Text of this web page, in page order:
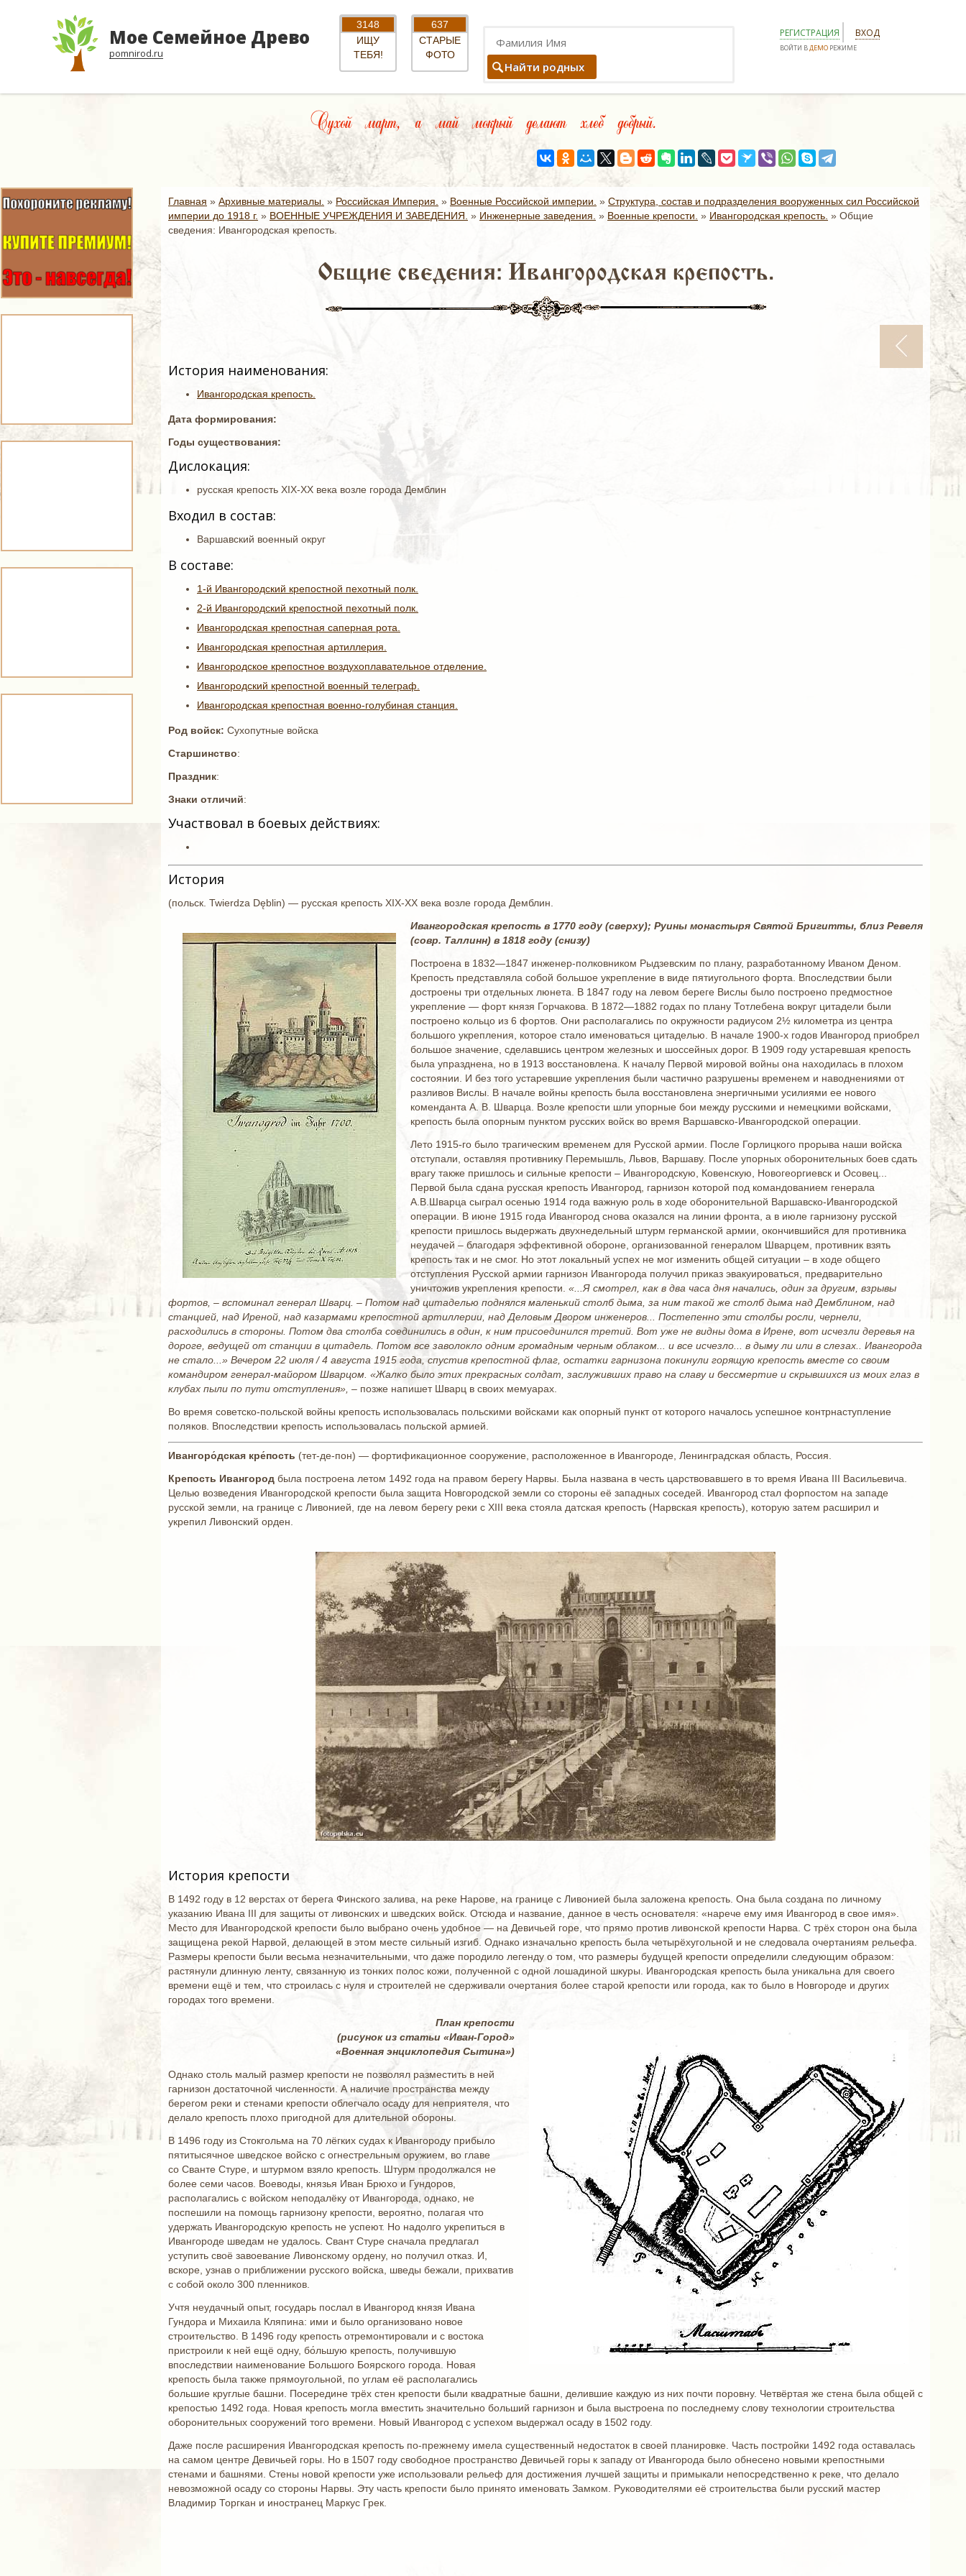
Мое Семейное Древо
pomnirod.ru
3148
ИЩУ
ТЕБЯ!
637
СТАРЫЕ
ФОТО
Найти родных
РЕГИСТРАЦИЯ ВХОД
ВОЙТИ ВДЕМО РЕЖИМЕ
Сухой март, а май мокрый делают хлеб добрый.
Главная » Архивные материалы. » Российская Империя. » Военные Российской империи. » Структура, состав и подразделения вооруженных сил Российской
империи до 1918 г. » ВОЕННЫЕ УЧРЕЖДЕНИЯ И ЗАВЕДЕНИЯ. » Инженерные заведения. » Военные крепости. » Ивангородская крепость. » Общие
сведения: Ивангородская крепость.
Общие сведения: Ивангородская крепость.
История наименования:
Ивангородская крепость.
Дата формирования:
Годы существования:
Дислокация:
русская крепость XIX-XX века возле города Демблин
Входил в состав:
Варшавский военный округ
В составе:
1-й Ивангородский крепостной пехотный полк.
2-й Ивангородский крепостной пехотный полк.
Ивангородская крепостная саперная рота.
Ивангородская крепостная артиллерия.
Ивангородское крепостное воздухоплавательное отделение.
Ивангородский крепостной военный телеграф.
Ивангородская крепостная военно-голубиная станция.
Род войск: Сухопутные войска
Старшинство:
Праздник:
Знаки отличий:
Участвовал в боевых действиях:
История
(польск. Twierdza Dęblin) — русская крепость XIX-XX века возле города Демблин.
Ивангородская крепость в 1770 году (сверху); Руины монастыря Святой Бригитты, близ Ревеля
(совр. Таллинн) в 1818 году (снизу)
Построена в 1832—1847 инженер-полковником Рыдзевским по плану, разработанному Иваном Деном.
Крепость представляла собой большое укрепление в виде пятиугольного форта. Впоследствии были
достроены три отдельных люнета. В 1847 году на левом береге Вислы было построено предмостное
укрепление — форт князя Горчакова. В 1872—1882 годах по плану Тотлебена вокруг цитадели были
построено кольцо из 6 фортов. Они располагались по окружности радиусом 2½ километра из центра
большого укрепления, которое стало именоваться цитаделью. В начале 1900-х годов Ивангород приобрел
большое значение, сделавшись центром железных и шоссейных дорог. В 1909 году устаревшая крепость
была упразднена, но в 1913 восстановлена. К началу Первой мировой войны она находилась в плохом
состоянии. И без того устаревшие укрепления были частично разрушены временем и наводнениями от
разливов Вислы. В начале войны крепость была восстановлена энергичными усилиями ее нового
коменданта А. В. Шварца. Возле крепости шли упорные бои между русскими и немецкими войсками,
крепость была опорным пунктом русских войск во время Варшавско-Ивангородской операции.
Лето 1915-го было трагическим временем для Русской армии. После Горлицкого прорыва наши войска
отступали, оставляя противнику Перемышль, Львов, Варшаву. После упорных оборонительных боев сдать
врагу также пришлось и сильные крепости ‒ Ивангородскую, Ковенскую, Новогеоргиевск и Осовец...
Первой была сдана русская крепость Ивангород, гарнизон которой под командованием генерала
А.В.Шварца сыграл осенью 1914 года важную роль в ходе оборонительной Варшавско-Ивангородской
операции. В июне 1915 года Ивангород снова оказался на линии фронта, а в июле гарнизону русской
крепости пришлось выдержать двухнедельный штурм германской армии, окончившийся для противника
неудачей ‒ благодаря эффективной обороне, организованной генералом Шварцем, противник взять
крепость так и не смог. Но этот локальный успех не мог изменить общей ситуации ‒ в ходе общего
отступления Русской армии гарнизон Ивангорода получил приказ эвакуироваться, предварительно
уничтожив укрепления крепости. «...Я смотрел, как в два часа дня начались, один за другим, взрывы
фортов, ‒ вспоминал генерал Шварц. ‒ Потом над цитаделью поднялся маленький столб дыма, за ним такой же столб дыма над Демблином, над
станцией, над Иреной, над казармами крепостной артиллерии, над Деловым Двором инженеров... Постепенно эти столбы росли, чернели,
расходились в стороны. Потом два столба соединились в один, к ним присоединился третий. Вот уже не видны дома в Ирене, вот исчезли деревья на
дороге, ведущей от станции в цитадель. Потом все заволокло одним громадным черным облаком... и все исчезло... в дыму ли или в слезах.. Ивангорода
не стало...» Вечером 22 июля / 4 августа 1915 года, спустив крепостной флаг, остатки гарнизона покинули горящую крепость вместе со своим
командиром генерал-майором Шварцом. «Жалко было этих прекрасных солдат, заслуживших право на славу и бессмертие и скрывшихся из моих глаз в
клубах пыли по пути отступления», ‒ позже напишет Шварц в своих мемуарах.
Во время советско-польской войны крепость использовалась польскими войсками как опорный пункт от которого началось успешное контрнаступление
поляков. Впоследствии крепость использовалась польской армией.
Ивангоро́дская кре́пость (тет-де-пон) — фортификационное сооружение, расположенное в Ивангороде, Ленинградская область, Россия.
Крепость Ивангород была построена летом 1492 года на правом берегу Нарвы. Была названа в честь царствовавшего в то время Ивана III Васильевича.
Целью возведения Ивангородской крепости была защита Новгородской земли со стороны её западных соседей. Ивангород стал форпостом на западе
русской земли, на границе с Ливонией, где на левом берегу реки с XIII века стояла датская крепость (Нарвская крепость), которую затем расширил и
укрепил Ливонский орден.
История крепости
В 1492 году в 12 верстах от берега Финского залива, на реке Нарове, на границе с Ливонией была заложена крепость. Она была создана по личному
указанию Ивана III для защиты от ливонских и шведских войск. Отсюда и название, данное в честь основателя: «нарече ему имя Ивангород в свое имя».
Место для Ивангородской крепости было выбрано очень удобное — на Девичьей горе, что прямо против ливонской крепости Нарва. С трёх сторон она была
защищена рекой Нарвой, делающей в этом месте сильный изгиб. Однако изначально крепость была четырёхугольной и не следовала очертаниям рельефа.
Размеры крепости были весьма незначительными, что даже породило легенду о том, что размеры будущей крепости определили следующим образом:
растянули длинную ленту, связанную из тонких полос кожи, полученной с одной лошадиной шкуры. Ивангородская крепость была уникальна для своего
времени ещё и тем, что строилась с нуля и строителей не сдерживали очертания более старой крепости или города, как то было в Новгороде и других
городах того времени.
План крепости
(рисунок из статьи «Иван-Город»
«Военная энциклопедия Сытина»)
Однако столь малый размер крепости не позволял разместить в ней
гарнизон достаточной численности. А наличие пространства между
берегом реки и стенами крепости облегчало осаду для неприятеля, что
делало крепость плохо пригодной для длительной обороны.
В 1496 году из Стокгольма на 70 лёгких судах к Ивангороду прибыло
пятитысячное шведское войско с огнестрельным оружием, во главе
со Сванте Стуре, и штурмом взяло крепость. Штурм продолжался не
более семи часов. Воеводы, князья Иван Брюхо и Гундоров,
располагались с войском неподалёку от Ивангорода, однако, не
поспешили на помощь гарнизону крепости, вероятно, полагая что
удержать Ивангородскую крепость не успеют. Но надолго укрепиться в
Ивангороде шведам не удалось. Свант Стуре сначала предлагал
уступить своё завоевание Ливонскому ордену, но получил отказ. И,
вскоре, узнав о приближении русского войска, шведы бежали, прихватив
с собой около 300 пленников.
Учтя неудачный опыт, государь послал в Ивангород князя Ивана
Гундора и Михаила Кляпина: ими и было организовано новое
строительство. В 1496 году крепость отремонтировали и с востока
пристроили к ней ещё одну, бо́льшую крепость, получившую
впоследствии наименование Большого Боярского города. Новая
крепость была также прямоугольной, по углам её располагались
большие круглые башни. Посередине трёх стен крепости были квадратные башни, делившие каждую из них почти поровну. Четвёртая же стена была общей с
крепостью 1492 года. Новая крепость могла вместить значительно больший гарнизон и была выстроена по последнему слову технологии строительства
оборонительных сооружений того времени. Новый Ивангород с успехом выдержал осаду в 1502 году.
Даже после расширения Ивангородская крепость по-прежнему имела существенный недостаток в своей планировке. Часть постройки 1492 года оставалась
на самом центре Девичьей горы. Но в 1507 году свободное пространство Девичьей горы к западу от Ивангорода было обнесено новыми крепостными
стенами и башнями. Стены новой крепости уже использовали рельеф для достижения лучшей защиты и примыкали непосредственно к реке, что делало
невозможной осаду со стороны Нарвы. Эту часть крепости было принято именовать Замком. Руководителями её строительства были русский мастер
Владимир Торгкан и иностранец Маркус Грек.